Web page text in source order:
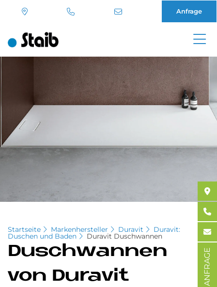
Anfrage
Startseite Markenhersteller Duravit Duravit:
Duschen und Baden Duravit Duschwannen
Dusch­wan­nen
von Du­ra­vit
ANFRAGE